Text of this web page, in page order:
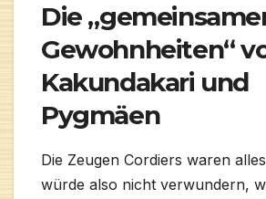
Die
Gewohnheiten“
Kakundakari und
Pygmäen
Die Zeugen Cordiers waren
würde also nicht verwundern,